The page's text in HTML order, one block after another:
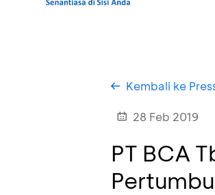
Kembali ke
28 Feb 2019
PT BCA